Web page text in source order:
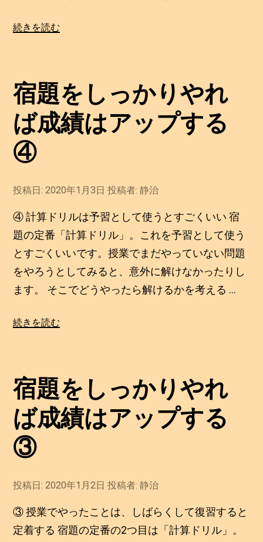
“宿
っ
り
や
れ
成
は
ア
ッ
プ
す
⑤”
続きを読む
宿題をしっかりやれ
ば成績はアップする
④
投稿日:2020年1月3日 2
2
0
年
1
月
日
投稿者:静治
④ 計算ドリルは予習として使うとすごくいい 宿
題の定番「計算ドリル」。これを予習として使う
とすごくいいです。授業でまだやっていない問題
をやろうとしてみると、意外に解けなかったりし
ます。 そこでどうやったら解けるかを考える …
“宿
っ
り
や
れ
成
は
ア
続きを読む
宿題をしっかりやれ
ば成績はアップする
③
投稿日:2020年1月2日 2
0
年
1
投稿者:静治
③ 授業でやったことは、しばらくして復習すると
定着する 宿題の定番の2つ目は「計算ドリル」。